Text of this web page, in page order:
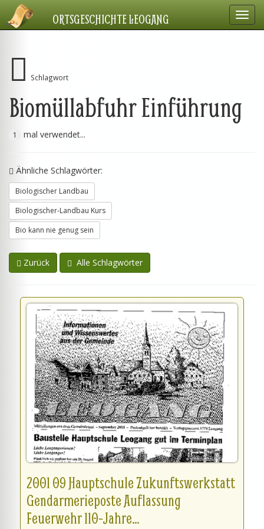
ORTSGESCHICHTE LEOGANG
Schlagwort
Biomüllabfuhr Einführung
1 mal verwendet...
Ähnliche Schlagwörter:
Biologischer Landbau
Biologischer-Landbau Kurs
Bio kann nie genug sein
Zurück Alle Schlagwörter
2001 09 Hauptschule Zukunftswerkstatt
Gendarmerieposte Auflassung
Feuerwehr 110-Jahre...